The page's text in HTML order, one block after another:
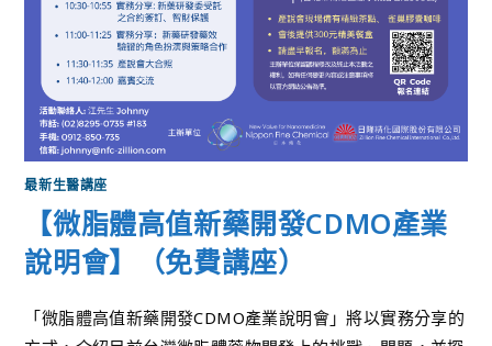
最新生醫講座
【微脂體高值新藥開發CDMO產業
說明會】（免費講座）
「微脂體高值新藥開發CDMO產業說明會」將以實務分享的